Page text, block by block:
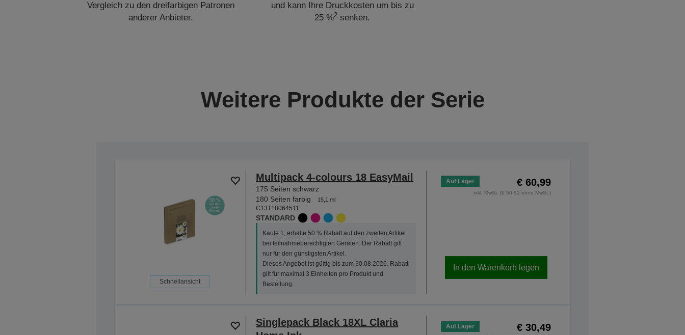
Vergleich zu den dreifarbigen Patronen
anderer Anbieter.
und kann Ihre Druckkosten um bis zu
25 %2 senken.
Weitere Produkte der Serie
Schnellansicht
Multipack 4-colours 18 EasyMail
175 Seiten schwarz
180 Seiten farbig
15,1 ml
C13T18064511
STANDARD
Kaufe 1, erhalte 50 % Rabatt auf den zweiten Artikel
bei teilnahmeberechtigten Geräten. Der Rabatt gilt
nur für den günstigsten Artikel.
Dieses Angebot ist gültig bis zum 30.08.2026. Rabatt
gilt für maximal 3 Einheiten pro Produkt und
Bestellung.
Auf Lager € 60,99
inkl. MwSt. (€ 50,82 ohne MwSt.)
In den Warenkorb legen
Singlepack Black 18XL Claria
Auf Lager € 30,49